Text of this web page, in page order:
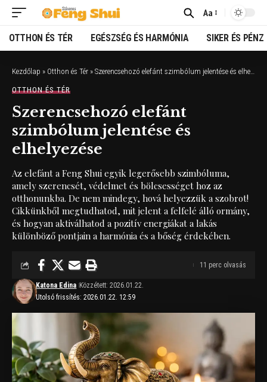
Font
Resizer
Aa
OTTHON ÉS TÉR EGÉSZSÉG ÉS HARMÓNIA SIKER ÉS PÉNZ
Kezdőlap » Otthon és Tér » Szerencsehozó elefánt szimbólum jelentése és elhelyezése
OTTHON ÉS TÉR
Szerencsehozó elefánt
szimbólum jelentése és
elhelyezése
Az elefánt a Feng Shui egyik legerősebb szimbóluma,
amely szerencsét, védelmet és bölcsességet hoz az
otthonunkba. De nem mindegy, hová helyezzük a szobrot!
Cikkünkből megtudhatod, mit jelent a felfelé álló ormány,
és hogyan aktiválhatod a pozitív energiákat a lakás
különböző pontjain a harmónia és a bőség érdekében.
Utolsó frissítés: 2026.01.22. 12:59
Katona Edina Közzétett: 2026.01.22.
11 perc olvasás